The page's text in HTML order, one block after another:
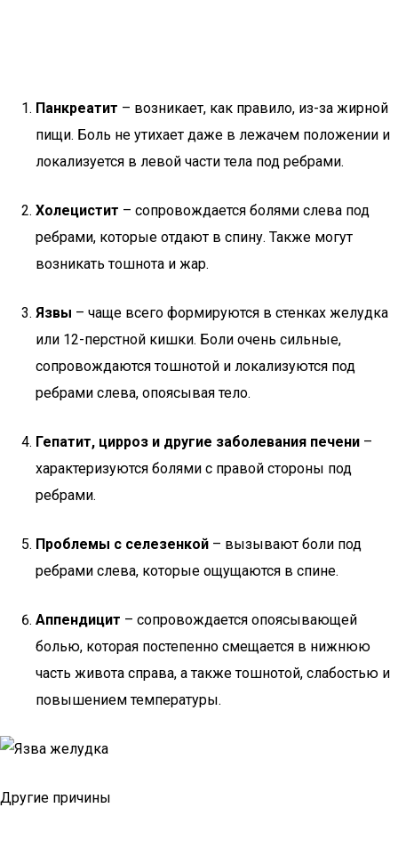
Панкреатит – возникает, как правило, из-за жирной
пищи. Боль не утихает даже в лежачем положении и
локализуется в левой части тела под ребрами.
Холецистит – сопровождается болями слева под
ребрами, которые отдают в спину. Также могут
возникать тошнота и жар.
Язвы – чаще всего формируются в стенках желудка
или 12-перстной кишки. Боли очень сильные,
сопровождаются тошнотой и локализуются под
ребрами слева, опоясывая тело.
Гепатит, цирроз и другие заболевания печени –
характеризуются болями с правой стороны под
ребрами.
Проблемы с селезенкой – вызывают боли под
ребрами слева, которые ощущаются в спине.
Аппендицит – сопровождается опоясывающей
болью, которая постепенно смещается в нижнюю
часть живота справа, а также тошнотой, слабостью и
повышением температуры.
Другие причины